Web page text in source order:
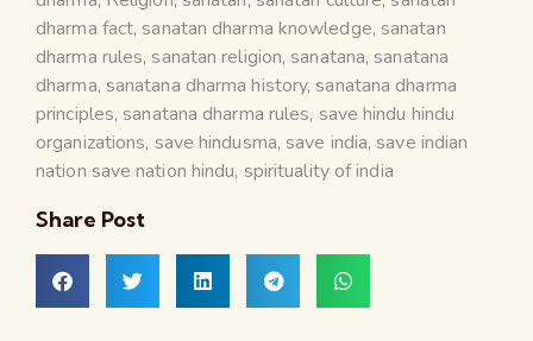
dharma fact, sanatan dharma knowledge, sanatan
dharma rules, sanatan religion, sanatana, sanatana
dharma, sanatana dharma history, sanatana dharma
principles, sanatana dharma rules, save hindu hindu
organizations, save hindusma, save india, save indian
nation save nation hindu, spirituality of india
Share Post